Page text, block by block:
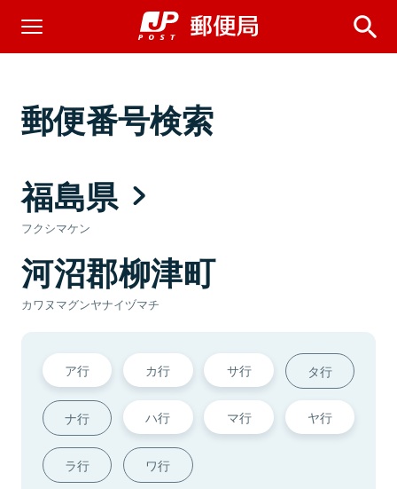
郵便番号検索
福島県
フクシマケン
河沼郡柳津町
カワヌマグンヤナイヅマチ
ア行 カ行 サ行 タ行
ナ行 ハ行 マ行 ヤ行
ラ行 ワ行